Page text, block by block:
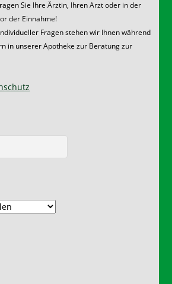
Sie Ihre Ärztin, Ihren Arzt oder in der
der Einnahme!
Fragen stehen wir Ihnen während
in unserer Apotheke zur Beratung zur